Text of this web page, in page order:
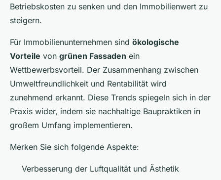
Betriebskosten zu senken und den Immobilienwert zu
steigern.
Für Immobilienunternehmen sind ökologische
Vorteile von grünen Fassaden ein
Wettbewerbsvorteil. Der Zusammenhang zwischen
Umweltfreundlichkeit und Rentabilität wird
zunehmend erkannt. Diese Trends spiegeln sich in der
Praxis wider, indem sie nachhaltige Baupraktiken in
großem Umfang implementieren.
Merken Sie sich folgende Aspekte:
Verbesserung der Luftqualität und Ästhetik